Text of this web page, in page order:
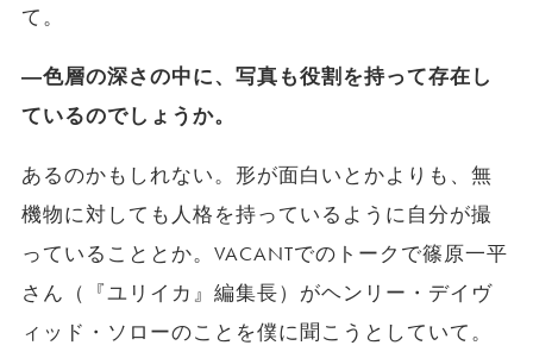
て。
―色層の深さの中に、写真も役割を持って存在し
ているのでしょうか。
あるのかもしれない。形が面白いとかよりも、無
機物に対しても人格を持っているように自分が撮
っていることとか。VACANTでのトークで篠原一平
さん（『ユリイカ』編集長）がヘンリー・デイヴ
ィッド・ソローのことを僕に聞こうとしていて。